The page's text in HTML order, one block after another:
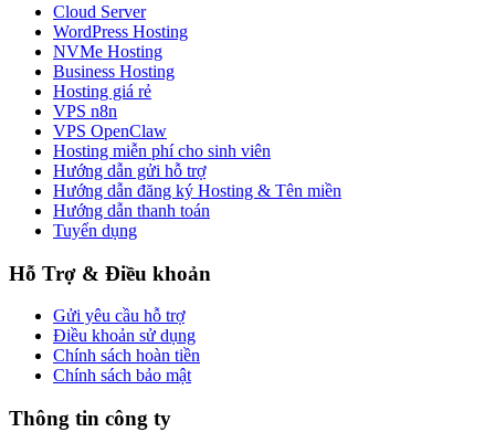
Cloud Server
WordPress Hosting
NVMe Hosting
Business Hosting
Hosting giá rẻ
VPS n8n
VPS OpenClaw
Hosting miễn phí cho sinh viên
Hướng dẫn gửi hỗ trợ
Hướng dẫn đăng ký Hosting & Tên miền
Hướng dẫn thanh toán
Tuyển dụng
Hỗ Trợ & Điều khoản
Gửi yêu cầu hỗ trợ
Điều khoản sử dụng
Chính sách hoàn tiền
Chính sách bảo mật
Thông tin công ty